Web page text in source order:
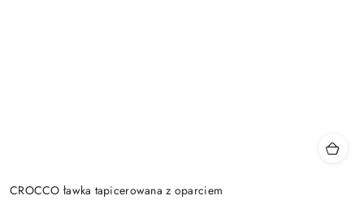
CROCCO ławka tapicerowana z oparciem